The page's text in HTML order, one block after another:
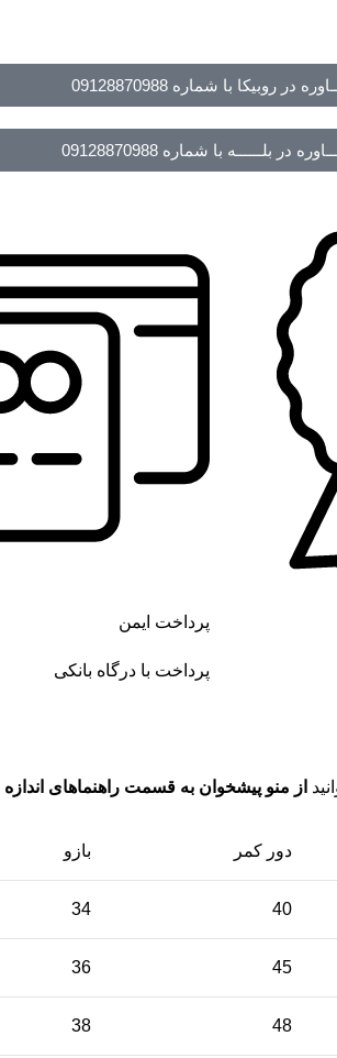
در روبیکا با شماره 09128870988
در بلــــــه با شماره 09128870988
پرداخت ایمن
پرداخت با درگاه بانکی
از منو پیشخوان به قسمت راهنماهای اندازه
دور کمر بازو
40
34
45
36
48
38